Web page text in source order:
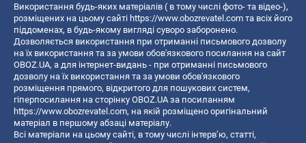
Використання будь-яких матеріалів ( в тому числі фото- та відео-),
розміщених на цьому сайті https://www.obozrevatel.com та всіх його
піддоменах, в будь-якому вигляді суворо заборонено.
Дозволяється використання при отриманні письмового дозволу
на їх використання та за умови обов'язкового посилання на сайт
OBOZ.UA, а для інтернет-видань - при отриманні письмового
дозволу на їх використання та за умови обов'язкового
розміщення прямого, відкритого для пошукових систем,
гіперпосилання на сторінку OBOZ.UA за посиланням
https://www.obozrevatel.com, на якій розміщено оригінальний
матеріал в першому абзаці матеріалу.
Всі матеріали на цьому сайті, в тому числі інтерв’ю, статті,